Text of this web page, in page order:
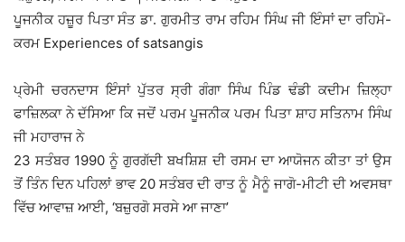
ਪੂਜਨੀਕ ਹਜ਼ੂਰ ਪਿਤਾ ਸੰਤ ਡਾ. ਗੁਰਮੀਤ ਰਾਮ ਰਹਿਮ ਸਿੰਘ ਜੀ ਇੰਸਾਂ ਦਾ ਰਹਿਮੋ-
ਕਰਮ Experiences of satsangis
ਪ੍ਰੇਮੀ ਚਰਨਦਾਸ ਇੰਸਾਂ ਪੁੱਤਰ ਸ੍ਰੀ ਗੰਗਾ ਸਿੰਘ ਪਿੰਡ ਢੰਡੀ ਕਦੀਮ ਜ਼ਿਲ੍ਹਾ
ਫਾਜ਼ਿਲਕਾ ਨੇ ਦੱਸਿਆ ਕਿ ਜਦੋਂ ਪਰਮ ਪੂਜਨੀਕ ਪਰਮ ਪਿਤਾ ਸ਼ਾਹ ਸਤਿਨਾਮ ਸਿੰਘ
ਜੀ ਮਹਾਰਾਜ ਨੇ
23 ਸਤੰਬਰ 1990 ਨੂੰ ਗੁਰਗੱਦੀ ਬਖਸ਼ਿਸ਼ ਦੀ ਰਸਮ ਦਾ ਆਯੋਜਨ ਕੀਤਾ ਤਾਂ ਉਸ
ਤੋਂ ਤਿੰਨ ਦਿਨ ਪਹਿਲਾਂ ਭਾਵ 20 ਸਤੰਬਰ ਦੀ ਰਾਤ ਨੂੰ ਮੈਨੂੰ ਜਾਗੋ-ਮੀਟੀ ਦੀ ਅਵਸਥਾ
ਵਿੱਚ ਆਵਾਜ਼ ਆਈ, ‘ਬਜ਼ੁਰਗੋ ਸਰਸੇ ਆ ਜਾਣਾ’